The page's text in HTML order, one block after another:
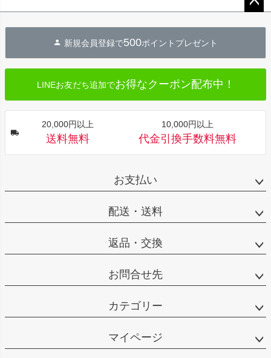
へ
新規会員登録で500ポイントプレゼント
LINEお友だち追加でお得なクーポン配布中！
20,000円以上
送料無料
10,000円以上
代金引換手数料無料
お支払い
配送・送料
返品・交換
お問合せ先
カテゴリー
マイページ